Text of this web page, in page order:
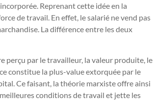
Reprenant cette idée en la
de travail. En effet, le salarié ne vend pas
La différence entre les deux
perçu par le travailleur, la valeur produite, le
constitue la plus-value extorquée par le
Ce faisant, la théorie marxiste offre ainsi
conditions de travail et jette les